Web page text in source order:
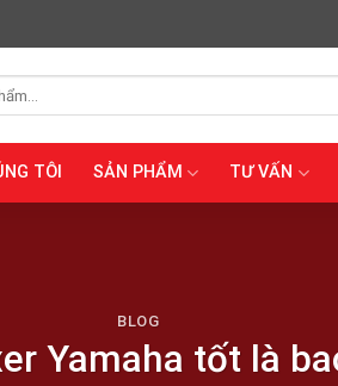
TÔI SẢN PHẨM TƯ VẤN
BLOG
Yamaha tốt là